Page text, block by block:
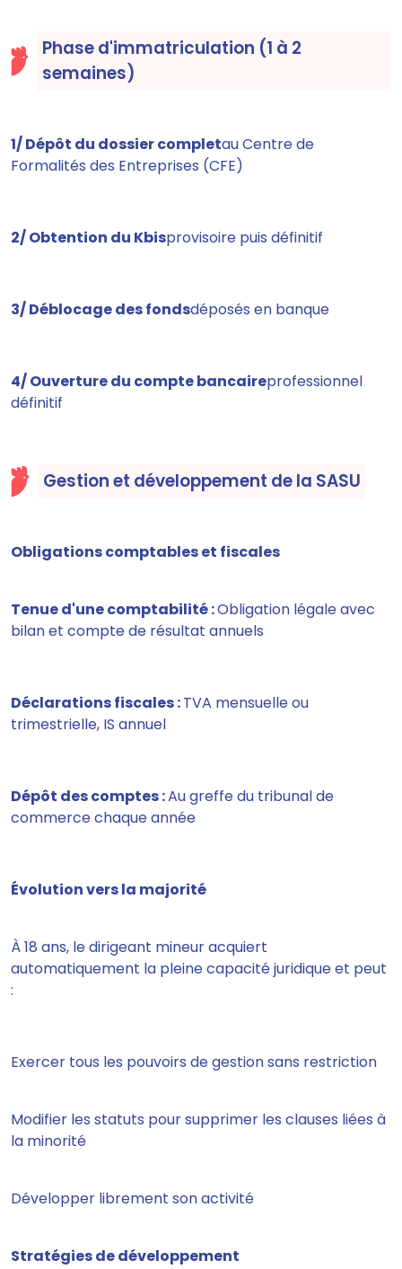
Phase d'immatriculation (1 à 2
semaines)
1/ Dépôt du dossier completau Centre de
Formalités des Entreprises (CFE)
2/ Obtention du Kbisprovisoire puis définitif
3/ Déblocage des fondsdéposés en banque
4/ Ouverture du compte bancaireprofessionnel
définitif
Gestion et développement de la SASU
Obligations comptables et fiscales
Tenue d'une comptabilité :Obligation légale avec
bilan et compte de résultat annuels
Déclarations fiscales :TVA mensuelle ou
trimestrielle, IS annuel
Dépôt des comptes :Au greffe du tribunal de
commerce chaque année
Évolution vers la majorité
À 18 ans, le dirigeant mineur acquiert
automatiquement la pleine capacité juridique et peut
:
Exercer tous les pouvoirs de gestion sans restriction
Modifier les statuts pour supprimer les clauses liées à
la minorité
Développer librement son activité
Stratégies de développement